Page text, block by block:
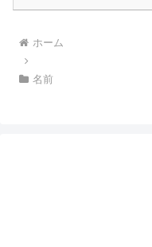
ホーム
名前